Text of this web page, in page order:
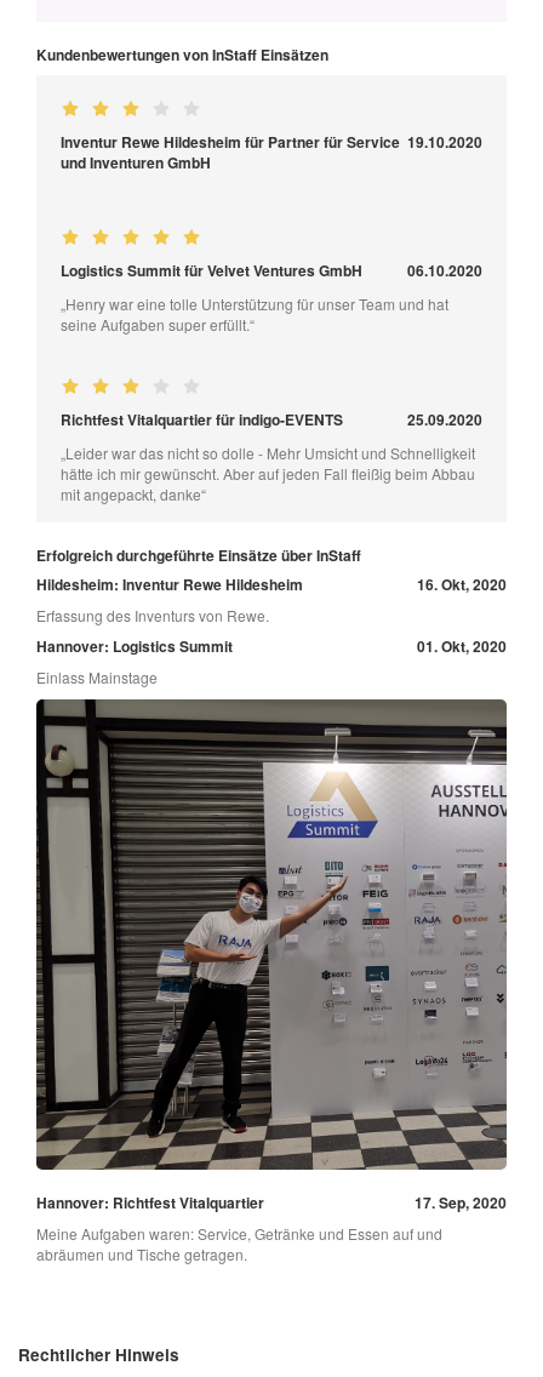
Kundenbewertungen von InStaff Einsätzen
Inventur Rewe Hildesheim für Partner für Service
und Inventuren GmbH
19.10.2020
Logistics Summit für Velvet Ventures GmbH 06.10.2020
„Henry war eine tolle Unterstützung für unser Team und hat
seine Aufgaben super erfüllt.“
Richtfest Vitalquartier für indigo-EVENTS 25.09.2020
„Leider war das nicht so dolle - Mehr Umsicht und Schnelligkeit
hätte ich mir gewünscht. Aber auf jeden Fall fleißig beim Abbau
mit angepackt, danke“
Erfolgreich durchgeführte Einsätze über InStaff
Hildesheim: Inventur Rewe Hildesheim
16. Okt, 2020
Erfassung des Inventurs von Rewe.
Hannover: Logistics Summit 01. Okt, 2020
Einlass Mainstage
Hannover: Richtfest Vitalquartier 17. Sep, 2020
Meine Aufgaben waren: Service, Getränke und Essen auf und
abräumen und Tische getragen.
Rechtlicher Hinweis